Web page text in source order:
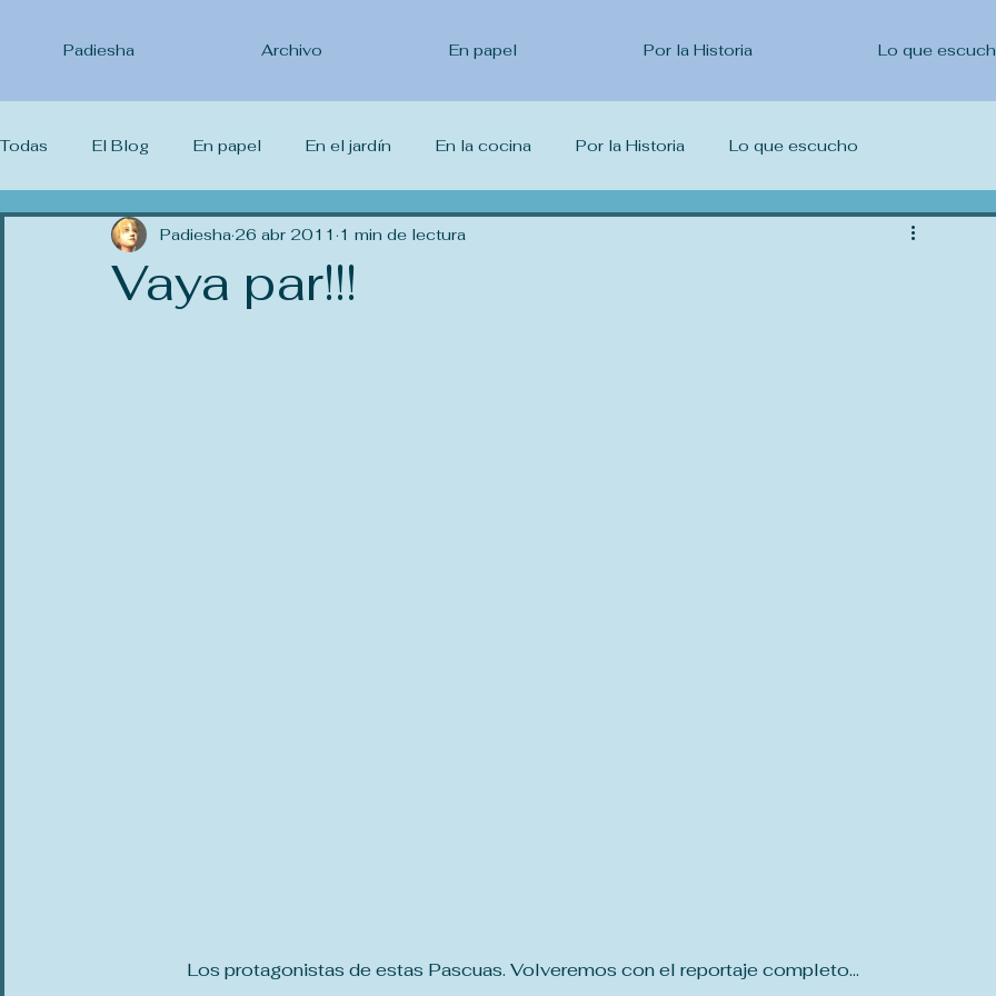
Padiesha Archivo En papel Por la Historia Lo que
Todas El Blog En papel En el jardín En la cocina Por la Historia Lo que escucho
Lo que leo Lo que veo Lo que estudio
Vaya par!!!
Padiesha 26 abr 2011 1 min de lectura
Los protagonistas de estas Pascuas. Volveremos con el reportaje completo...